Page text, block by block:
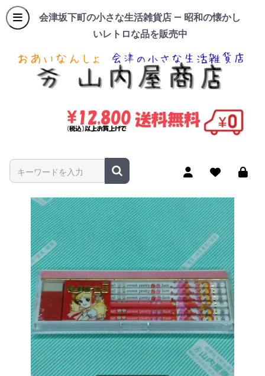
会津坂下町の小さな生活雑貨店 — 昭和の懐かし
いレトロな品を販売中
商品名やキーワードを入力